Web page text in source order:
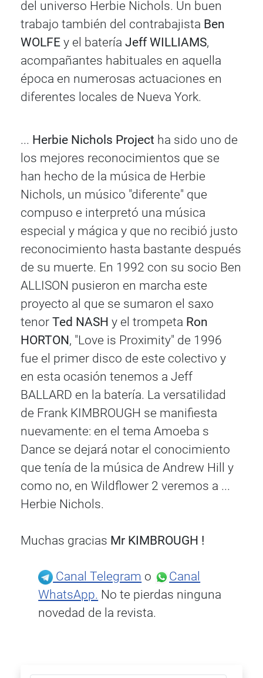
del universo Herbie Nichols. Un buen
trabajo también del contrabajista Ben
WOLFE y el bateríaJeff WILLIAMS,
acompañantes habituales en aquella
época en numerosas actuaciones en
diferentes locales de Nueva York.
... Herbie Nichols Project ha sido uno de
los mejores reconocimientos que se
han hecho de la música de Herbie
Nichols, un músico "diferente" que
compuso e interpretó una música
especial y mágica y que no recibió justo
reconocimiento hasta bastante después
de su muerte. En 1992 con su socio Ben
ALLISON pusieron en marcha este
proyecto al que se sumaron el saxo
tenorTed NASH y el trompeta Ron
HORTON, "Love is Proximity" de 1996
fue el primer disco de este colectivo y
en esta ocasión tenemos a Jeff
BALLARD en la batería. La versatilidad
de Frank KIMBROUGH se manifiesta
nuevamente: en el tema Amoeba s
Dance se dejará notar el conocimiento
que tenía de la música de Andrew Hill y
como no, en Wildflower 2 veremos a ...
Herbie Nichols.
Muchas gracias Mr KIMBROUGH !
Canal Telegram o
Canal
WhatsApp. No te pierdas ninguna
novedad de la revista.